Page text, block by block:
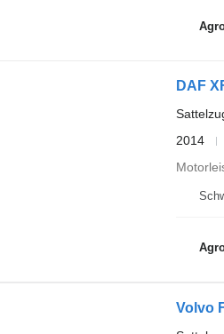
DAF
2014
Volvo